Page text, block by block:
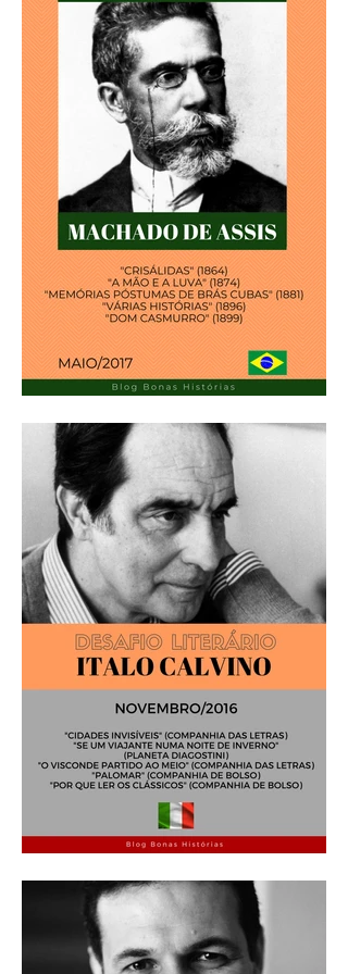
Deforges
Análise Literária: Machado
de Assis
Análise Literária: Italo
Calvino